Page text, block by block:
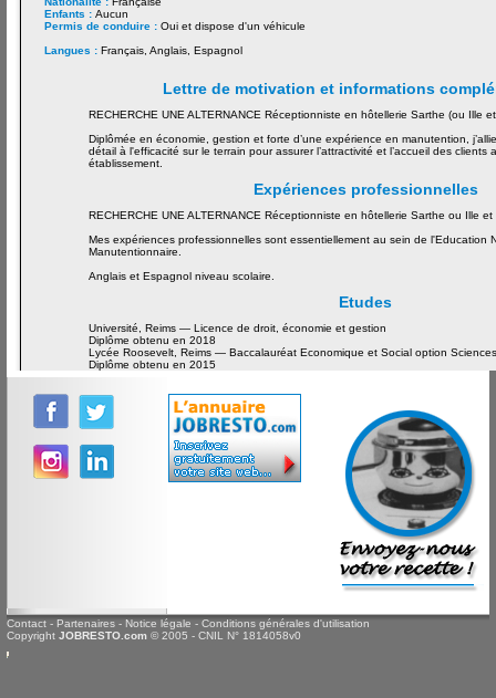
Enfants : Aucun
Permis de conduire : Oui et dispose d'un véhicule
Langues : Français, Anglais, Espagnol
Lettre de motivation et informations
RECHERCHE UNE ALTERNANCE Réceptionniste en hôtellerie Sarthe (ou Ille
Diplômée en économie, gestion et forte d’une expérience en manutention,
détail à l'efficacité sur le terrain pour assurer l’attractivité et l’accueil des clients
établissement.
Expériences professionnelles
RECHERCHE UNE ALTERNANCE Réceptionniste en hôtellerie Sarthe ou Ille et
Mes expériences professionnelles sont essentiellement au sein de l'Education
Manutentionnaire.
Anglais et Espagnol niveau scolaire.
Etudes
Université, Reims — Licence de droit, économie et gestion
Diplôme obtenu en 2018
Lycée Roosevelt, Reims — Baccalauréat Economique et Social option
Diplôme obtenu en 2015
Contact - Partenaires - Notice légale - Conditions générales d'utilisation
Copyright JOBRESTO.com © 2005 - CNIL N° 1814058v0